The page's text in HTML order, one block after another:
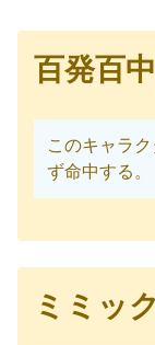
百発百
このキャラ
ず命中する。
ミミッ